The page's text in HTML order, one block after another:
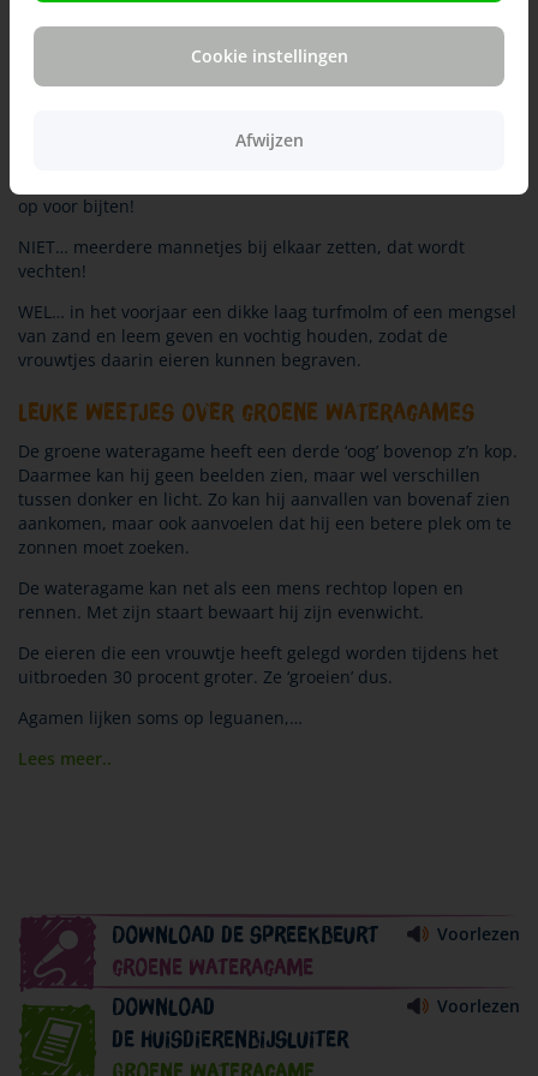
Wat wel en wat niet!
NIET…de dieren in contact laten komen met de
WEL… in de gaten houden of er gevochten wordt. Is dat zo,
op voor bijten!
NIET… meerdere mannetjes bij elkaar zetten, dat wordt
vechten!
WEL… in het voorjaar een dikke laag turfmolm of een mengsel
van zand en leem geven en vochtig houden, zodat de
vrouwtjes daarin eieren kunnen begraven.
Leuke weetjes over groene wateragames​
De groene wateragame heeft een derde ‘oog’ bovenop z’n kop.
Daarmee kan hij geen beelden zien, maar wel verschillen
tussen donker en licht. Zo kan hij aanvallen van bovenaf zien
aankomen, maar ook aanvoelen dat hij een betere plek om te
zonnen moet zoeken.
De wateragame kan net als een mens rechtop lopen en
rennen. Met zijn staart bewaart hij zijn evenwicht.
De eieren die een vrouwtje heeft gelegd worden tijdens het
uitbroeden 30 procent groter. Ze ‘groeien’ dus.
Agamen lijken soms op leguanen,…
Lees meer..
Download de spreekbeurt
groene wateragame
Voorlezen
Download
de huisdierenbijsluiter
Voorlezen
Cookie instellingen
Afwijzen